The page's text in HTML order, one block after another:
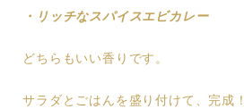
・リッチなスパイスエビカレー
どちらもいい香りです。
サラダとごはんを盛り付けて、完成